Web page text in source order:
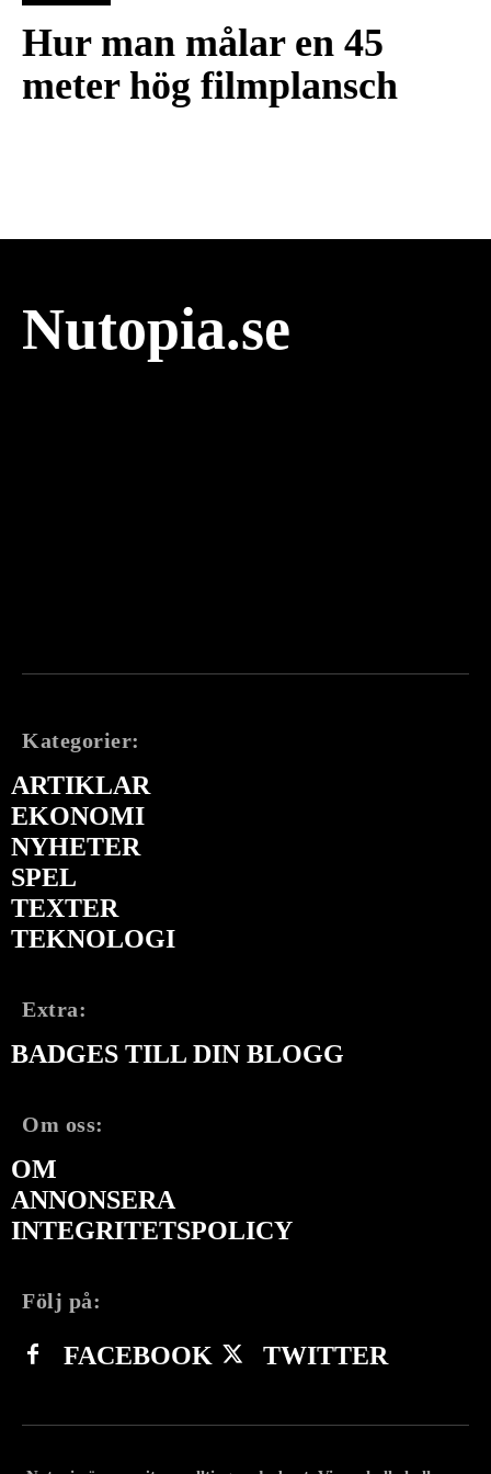
Hur man målar en 45
meter hög filmplansch
Nutopia.se
Kategorier:
ARTIKLAR
EKONOMI
NYHETER
SPEL
TEXTER
TEKNOLOGI
Extra:
BADGES TILL DIN BLOGG
Om oss:
OM
ANNONSERA
INTEGRITETSPOLICY
Följ på:
FACEBOOK TWITTER